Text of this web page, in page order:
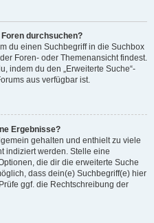
durchsuchen?
du einen Suchbegriff in die Suchbox
Foren- oder Themenansicht findest.
indem du den „Erweiterte Suche“-
aus verfügbar ist.
Ergebnisse?
gehalten und enthielt zu viele
indiziert werden. Stelle eine
die dir die erweiterte Suche
dass dein(e) Suchbegriff(e) hier
ggf. die Rechtschreibung der